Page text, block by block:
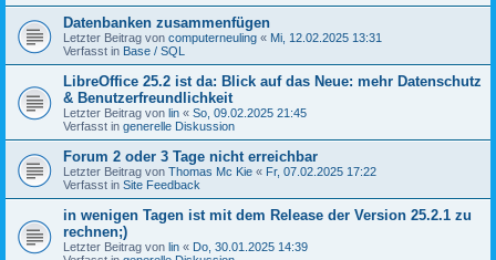
Datenbanken zusammenfügen
Letzter Beitrag von computerneuling « Mi, 12.02.2025 13:31
Verfasst in Base / SQL
LibreOffice 25.2 ist da: Blick auf das Neue: mehr Datenschutz
& Benutzerfreundlichkeit
Letzter Beitrag von lin « So, 09.02.2025 21:45
Verfasst in generelle Diskussion
Forum 2 oder 3 Tage nicht erreichbar
Letzter Beitrag von Thomas Mc Kie « Fr, 07.02.2025 17:22
Verfasst in Site Feedback
in wenigen Tagen ist mit dem Release der Version 25.2.1 zu
rechnen;)
Letzter Beitrag von lin « Do, 30.01.2025 14:39